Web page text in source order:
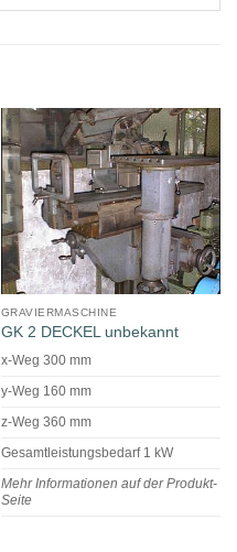
GRAVIERMASCHINE
GK 2 DECKEL unbekannt
x-Weg 300 mm
y-Weg 160 mm
z-Weg 360 mm
Gesamtleistungsbedarf 1 kW
Mehr Informationen auf der Produkt-
Seite